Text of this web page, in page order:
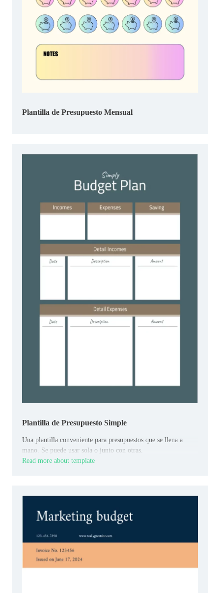
Plantilla de Presupuesto Mensual
Plantilla de Presupuesto Simple
Una plantilla conveniente para presupuestos que se llena a
mano. Se puede usar sola o junto con otras.
Read more about template